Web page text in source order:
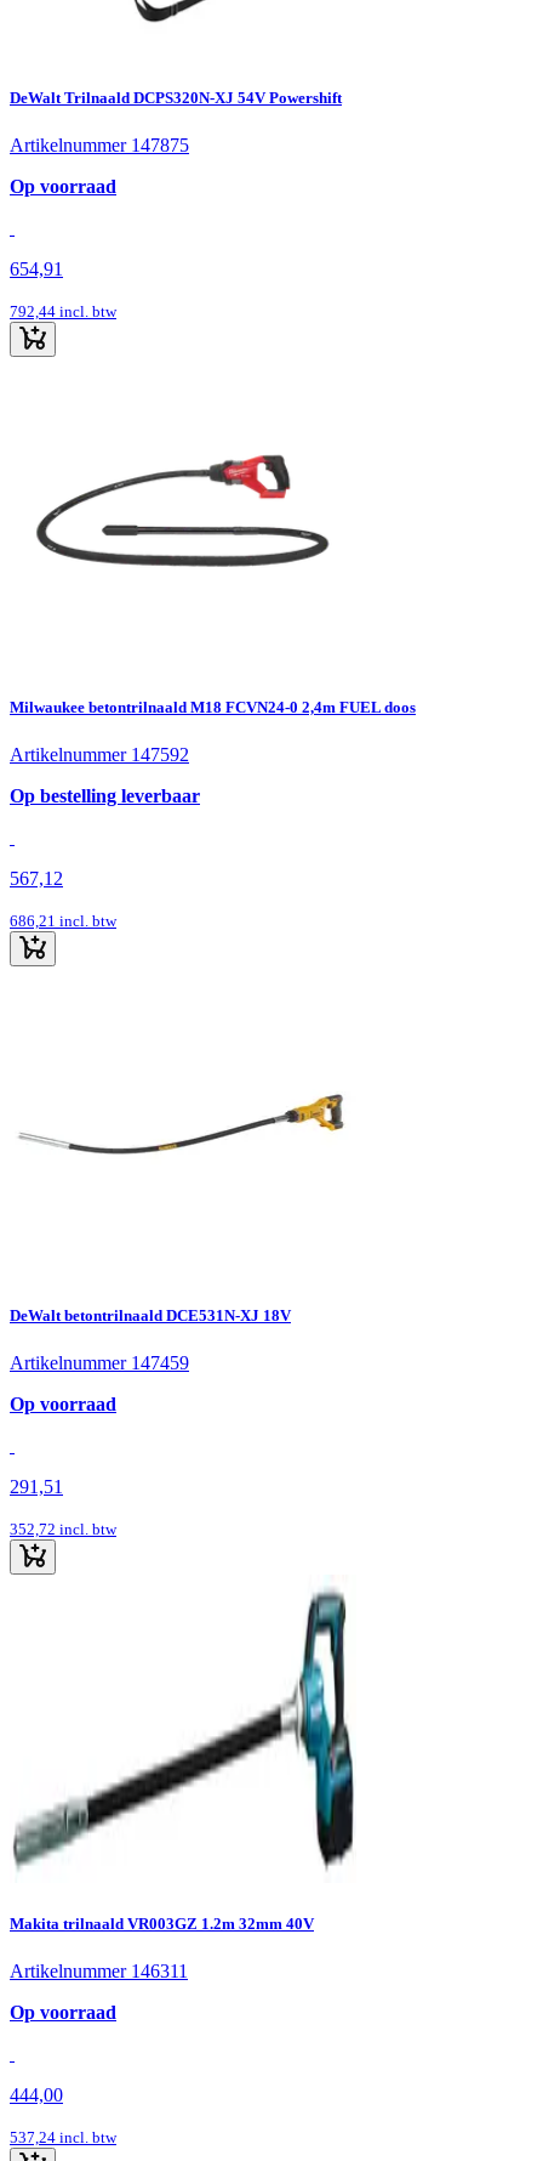
DeWalt Trilnaald DCPS320N-XJ 54V Powershift
Artikelnummer 147875
Op voorraad
654,91
792,44 incl. btw
Milwaukee betontrilnaald M18 FCVN24-0 2,4m FUEL doos
Artikelnummer 147592
Op bestelling leverbaar
567,12
686,21 incl. btw
DeWalt betontrilnaald DCE531N-XJ 18V
Artikelnummer 147459
Op voorraad
291,51
352,72 incl. btw
Makita trilnaald VR003GZ 1.2m 32mm 40V
Artikelnummer 146311
Op voorraad
444,00
537,24 incl. btw